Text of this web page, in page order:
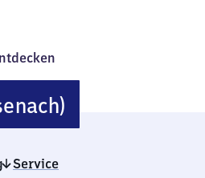
(Kreis
Service